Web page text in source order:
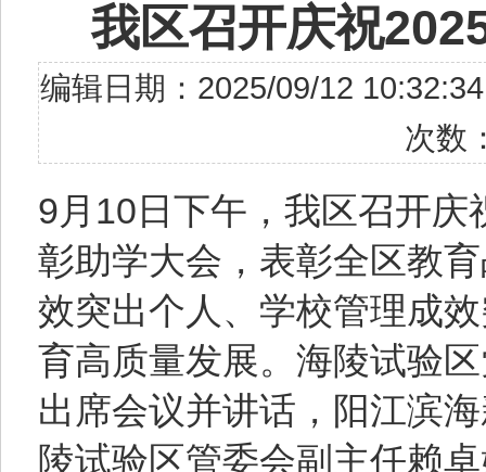
我区召开庆祝
编辑日期：2025/09/12
次数
9月10日下午，我区召开
彰助学大会，表彰全区教
效突出个人、学校管理成
育高质量发展。海陵试验
出席会议并讲话，阳江滨
陵试验区管委会副主任赖